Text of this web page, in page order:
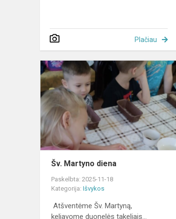
Plačiau
Šv. Martyno diena
Paskelbta: 2025-11-18
Kategorija: Išvykos
Atšventėme Šv. Martyną,
keliavome duonelės takeliais...